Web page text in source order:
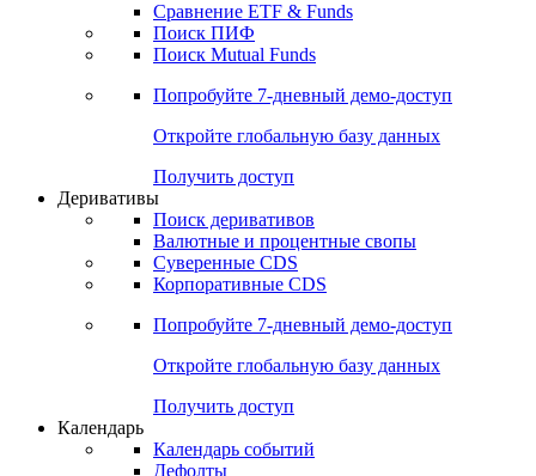
Получить доступ
ETF & Funds
Сравнение ETF & Funds
Поиск Mutual Funds
Попробуйте7-дневный
Откройте глобальную базу данных
Получить доступ
Деривативы
Валютные и процентные свопы
Корпоративные CDS
Попробуйте7-дневный
Откройте глобальную базу данных